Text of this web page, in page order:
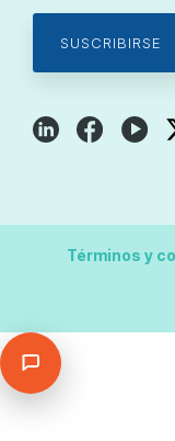
Términos y